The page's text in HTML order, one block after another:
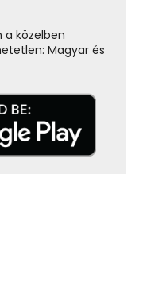
közelben
Magyar és